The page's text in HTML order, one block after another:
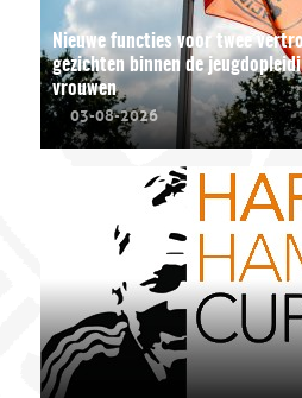
Nieuwe functies voor twee
gezichten binnen de
vrouwen
03-08-2026